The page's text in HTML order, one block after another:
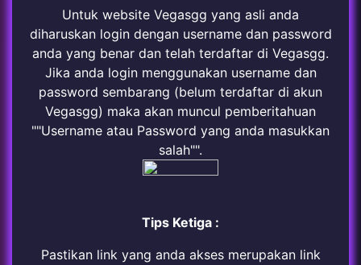
Untuk website Vegasgg yang asli anda
diharuskan login dengan username dan password
anda yang benar dan telah terdaftar di Vegasgg.
Jika anda login menggunakan username dan
password sembarang (belum terdaftar di akun
Vegasgg) maka akan muncul pemberitahuan
""Username atau Password yang anda masukkan
salah"".
Tips Ketiga :
Pastikan link yang anda akses merupakan link